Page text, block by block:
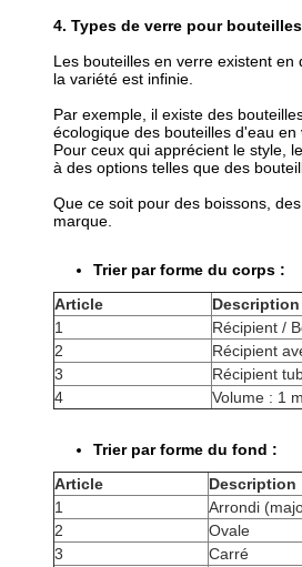
4. Types de verre pour bouteilles
Les bouteilles en verre existent
la variété est infinie.
Par exemple, il existe des
écologique des bouteilles d'eau en
Pour ceux qui apprécient le style,
à des options telles que des
Que ce soit pour des boissons,
marque.
Trier par forme du corps :
Article
Description
1
Récipient /
2
Récipient
3
Récipient
4
Volume : 1
Trier par forme du fond :
Article
Description
1
Arrondi
2
Ovale
3
Carré